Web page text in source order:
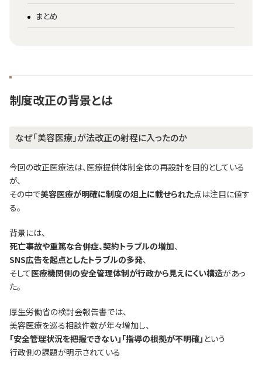
まとめ
制度改正の背景とは
なぜ「美容医療」が法改正の射程に入ったのか
今回の改正医療法は、医療提供体制全体の再設計を目的としている
が、
その中で美容医療が明確に制度の俎上に載せられた点は注目に値す
る。
背景には、
死亡事故や重篤な合併症、契約トラブルの増加、
SNS広告を起点としたトラブルの多発、
そして医療機関側の安全管理体制が行政から見えにくい構造があっ
た。
厚生労働省の検討会報告書では、
美容医療を巡る相談件数が年々増加し、
「安全管理状況を把握できない」「指導の根拠が不明確」 という
行政側の課題が明示されている